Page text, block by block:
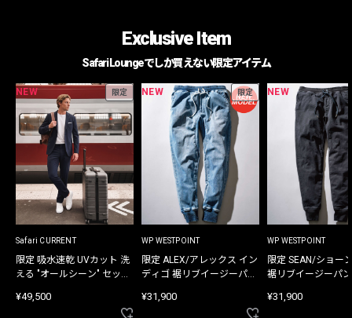
Exclusive Item
Safari Loungeでしか買えない限定アイテム
NEW 限定
Safari CURRENT
限定 吸水速乾 UVカット 洗
える "オールシーン" セット
¥49,500
NEW 限定
WP WESTPOINT
限定 ALEX/アレックス イン
ディゴ 裾リブイージーパン
¥31,900
NEW
WP WESTPOINT
限定 SEAN/ショー
裾リブイージーパ
¥31,900